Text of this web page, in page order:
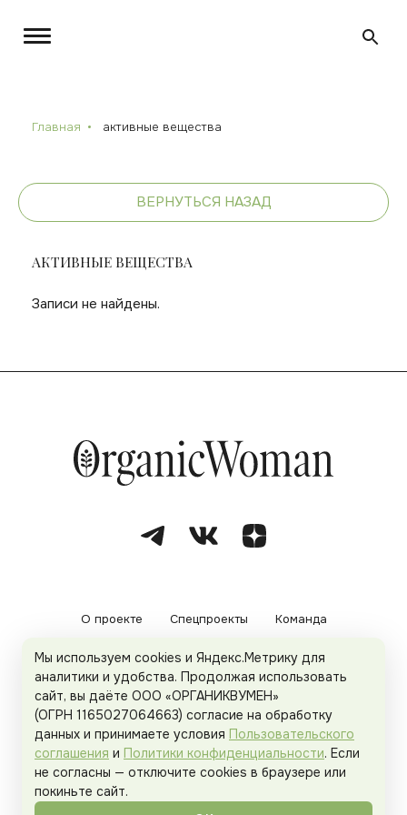
Главная активные вещества
ВЕРНУТЬСЯ НАЗАД
АКТИВНЫЕ ВЕЩЕСТВА
Записи не найдены.
О проекте Спецпроекты Команда
Рекламодателям Политика конфиденциальности
Пользовательское соглашение
Organicwoman.ru . Все права защищены.
Мы используем cookies и Яндекс.Метрику для
аналитики и удобства. Продолжая использовать
сайт, вы даёте ООО «ОРГАНИКВУМЕН»
(ОГРН 1165027064663) согласие на обработку
данных и принимаете условия Пользовательского
соглашения и Политики конфиденциальности. Если
не согласны — отключите cookies в браузере или
покиньте сайт.